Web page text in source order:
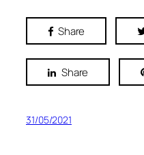
Share
Share
31/05/2021